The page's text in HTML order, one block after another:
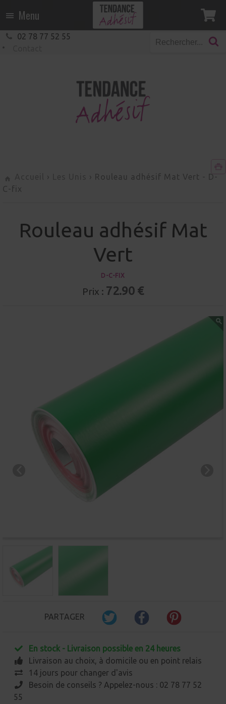
Menu
02 78 77 52 55
› › Rouleau adhésif Mat Vert - D-
C-fix
Rouleau adhésif Mat
Vert
D-C-FIX
Prix : 72.90 €
PARTAGER
En stock - Livraison possible en 24 heures
Livraison au choix, à domicile ou en point relais
14 jours pour changer d'avis
Besoin de conseils ? Appelez-nous : 02 78 77 52
55